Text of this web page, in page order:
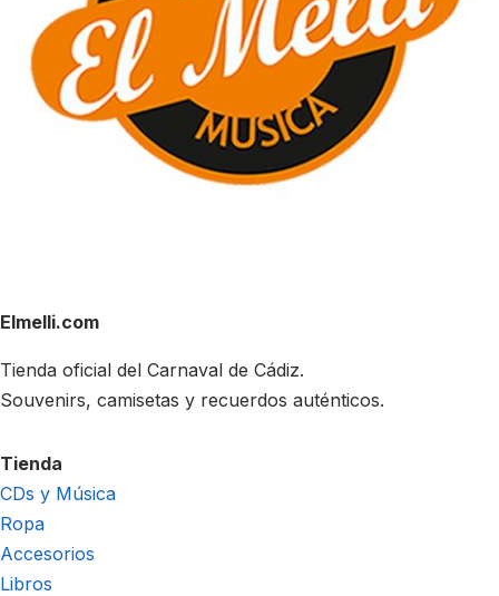
Elmelli.com
Tienda oficial del Carnaval de Cádiz.
Souvenirs, camisetas y recuerdos auténticos.
Tienda
CDs y Música
Ropa
Accesorios
Libros